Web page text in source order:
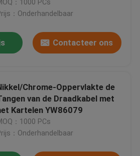
YW86083
：1000 PCs
：Onderhandelbaar
Contacteer ons
Chrome-Oppervlakte de
van de Draadkabel met
Kartelen YW86079
：1000 PCs
：Onderhandelbaar